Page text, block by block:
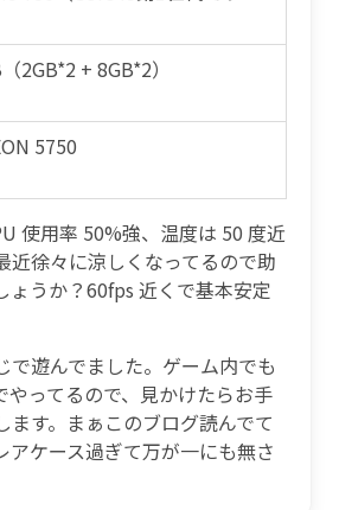
2GB*2 + 8GB*2）
5750
使用率 50%強、温度は 50 度近
近徐々に涼しくなってるので助
ょうか？60fps 近くで基本安定
で遊んでました。ゲーム内でも
ってるので、見かけたらお手
ます。まぁこのブログ読んでて
アケース過ぎて万が一にも無さ